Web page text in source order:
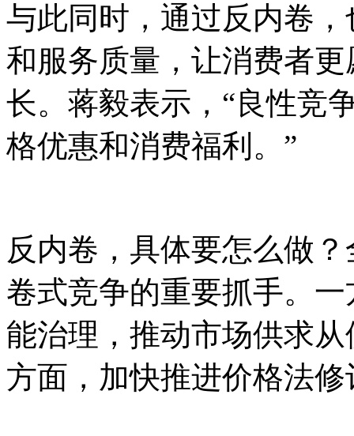
与此同时，通过反内卷
和服务质量，让消费者
长。蒋毅表示，“良性竞
格优惠和消费福利。”
反内卷，具体要怎么做
卷式竞争的重要抓手。
能治理，推动市场供求
方面，加快推进价格法修